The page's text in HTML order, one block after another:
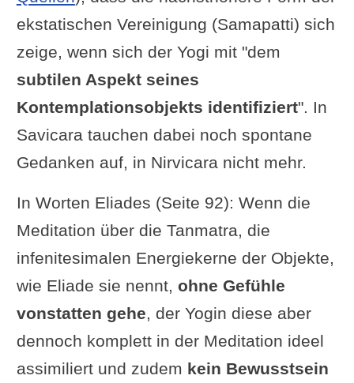
ekstatischen Vereinigung (Samapatti) sich
zeige, wenn sich der Yogi mit "dem
subtilen Aspekt seines
Kontemplationsobjekts identifiziert". In
Savicara tauchen dabei noch spontane
Gedanken auf, in Nirvicara nicht mehr.
In Worten Eliades (Seite 92): Wenn die
Meditation über die Tanmatra, die
infenitesimalen Energiekerne der Objekte,
wie Eliade sie nennt, ohne Gefühle
vonstatten gehe, der Yogin diese aber
dennoch komplett in der Meditation ideel
assimiliert und zudem kein Bewusstsein